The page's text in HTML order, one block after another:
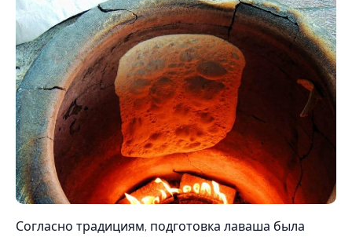
Согласно традициям, подготовка лаваша была